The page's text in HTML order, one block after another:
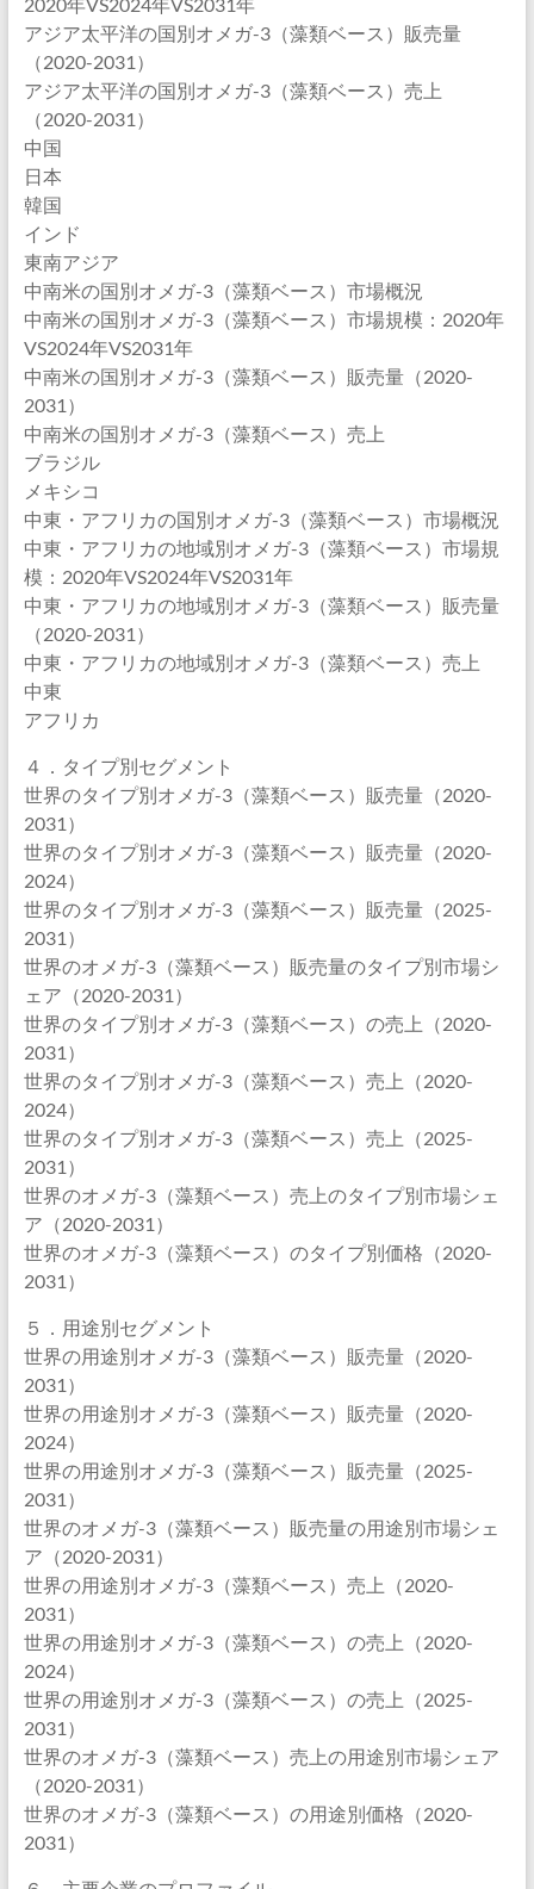
アジア太平洋の国別オメガ-3（藻類ベース）販売量
（2020-2031）
アジア太平洋の国別オメガ-3（藻類ベース）売上
（2020-2031）
中国
日本
韓国
インド
東南アジア
中南米の国別オメガ-3（藻類ベース）市場概況
中南米の国別オメガ-3（藻類ベース）市場規模：2020年
VS2024年VS2031年
中南米の国別オメガ-3（藻類ベース）販売量（2020-
2031）
中南米の国別オメガ-3（藻類ベース）売上
ブラジル
メキシコ
中東・アフリカの国別オメガ-3（藻類ベース）市場概況
中東・アフリカの地域別オメガ-3（藻類ベース）市場規
模：2020年VS2024年VS2031年
中東・アフリカの地域別オメガ-3（藻類ベース）販売量
（2020-2031）
中東・アフリカの地域別オメガ-3（藻類ベース）売上
中東
アフリカ
４．タイプ別セグメント
世界のタイプ別オメガ-3（藻類ベース）販売量（2020-
2031）
世界のタイプ別オメガ-3（藻類ベース）販売量（2020-
2024）
世界のタイプ別オメガ-3（藻類ベース）販売量（2025-
2031）
世界のオメガ-3（藻類ベース）販売量のタイプ別市場シ
ェア（2020-2031）
世界のタイプ別オメガ-3（藻類ベース）の売上（2020-
2031）
世界のタイプ別オメガ-3（藻類ベース）売上（2020-
2024）
世界のタイプ別オメガ-3（藻類ベース）売上（2025-
2031）
世界のオメガ-3（藻類ベース）売上のタイプ別市場シェ
ア（2020-2031）
世界のオメガ-3（藻類ベース）のタイプ別価格（2020-
2031）
５．用途別セグメント
世界の用途別オメガ-3（藻類ベース）販売量（2020-
2031）
世界の用途別オメガ-3（藻類ベース）販売量（2020-
2024）
世界の用途別オメガ-3（藻類ベース）販売量（2025-
2031）
世界のオメガ-3（藻類ベース）販売量の用途別市場シェ
ア（2020-2031）
世界の用途別オメガ-3（藻類ベース）売上（2020-
2031）
世界の用途別オメガ-3（藻類ベース）の売上（2020-
2024）
世界の用途別オメガ-3（藻類ベース）の売上（2025-
2031）
世界のオメガ-3（藻類ベース）売上の用途別市場シェア
（2020-2031）
世界のオメガ-3（藻類ベース）の用途別価格（2020-
2031）